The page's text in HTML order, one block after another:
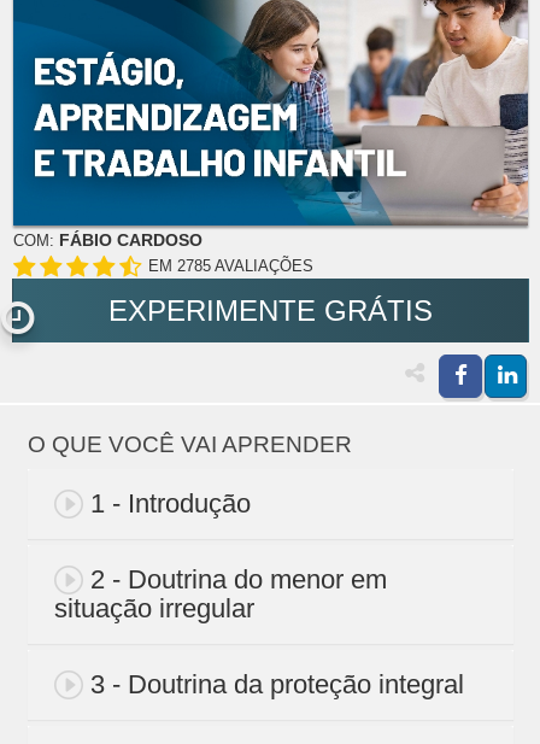
COM: FÁBIO CARDOSO
EM 2785 AVALIAÇÕES
EXPERIMENTE GRÁTIS
O QUE VOCÊ VAI APRENDER
1 - Introdução
2 - Doutrina do menor em
situação irregular
3 - Doutrina da proteção integral